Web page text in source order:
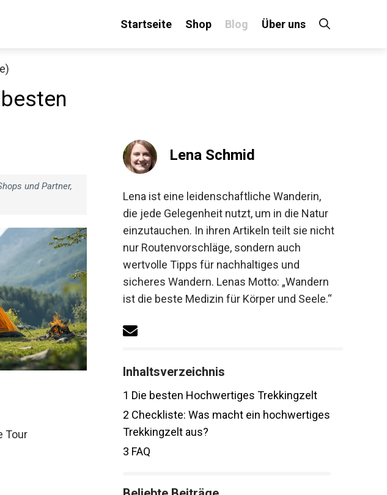
Startseite Shop Blog Über uns
und Partner,
Tour
Lena Schmid
Lena ist eine leidenschaftliche Wanderin,
die jede Gelegenheit nutzt, um in die Natur
einzutauchen. In ihren Artikeln teilt sie
nicht nur Routenvorschläge, sondern auch
wertvolle Tipps für nachhaltiges und
sicheres Wandern. Lenas Motto: „Wandern
ist die beste Medizin für Körper und Seele.“
Inhaltsverzeichnis
Die besten Hochwertiges Trekkingzelt
Checkliste: Was macht ein
hochwertiges Trekkingzelt aus?
FAQ
im Sale bei Decathlon an!